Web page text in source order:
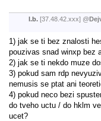
l.b. [37.48.42.xxx] @
1) jak se ti bez znalosti
pouzivas snad winxp bez
2) jak se ti nekdo muze
3) pokud sam rdp
nemusis se ptat ani
4) pokud neco bezi
do tveho uctu / do hklm
ucet?